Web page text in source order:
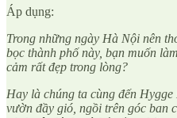
Áp dụng:
Trong những ngày Hà Nội nên
bọc thành phố này, bạn muốn
cảm rất đẹp trong lòng?
Hay là chúng ta cùng đến
vườn đầy gió, ngồi trên góc ban